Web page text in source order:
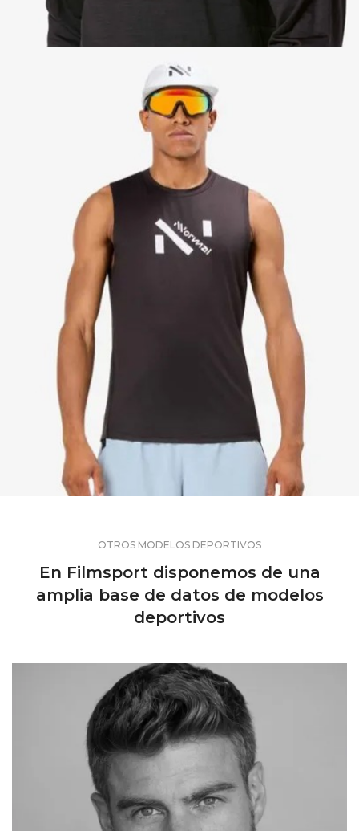
OTROS MODELOS DEPORTIVOS
En Filmsport disponemos de una
amplia base de datos de modelos
deportivos